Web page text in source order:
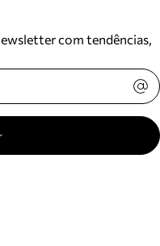
com tendências,